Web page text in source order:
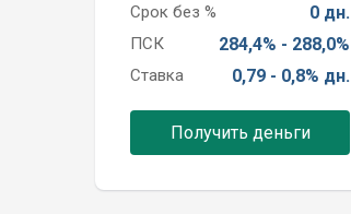
Срок без % 0 дн.
ПСК 284,4% - 288,0%
Ставка 0,79 - 0,8% дн.
Получить деньги